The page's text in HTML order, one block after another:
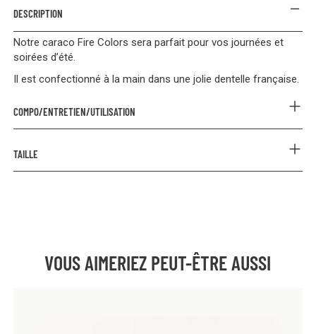
DESCRIPTION
Notre caraco Fire Colors sera parfait pour vos journées et
soirées d’été.
Il est confectionné à la main dans une jolie dentelle française.
COMPO/ENTRETIEN/UTILISATION
TAILLE
VOUS AIMERIEZ PEUT-ÊTRE AUSSI